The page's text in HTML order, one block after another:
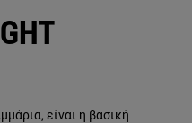
είναι η βασική